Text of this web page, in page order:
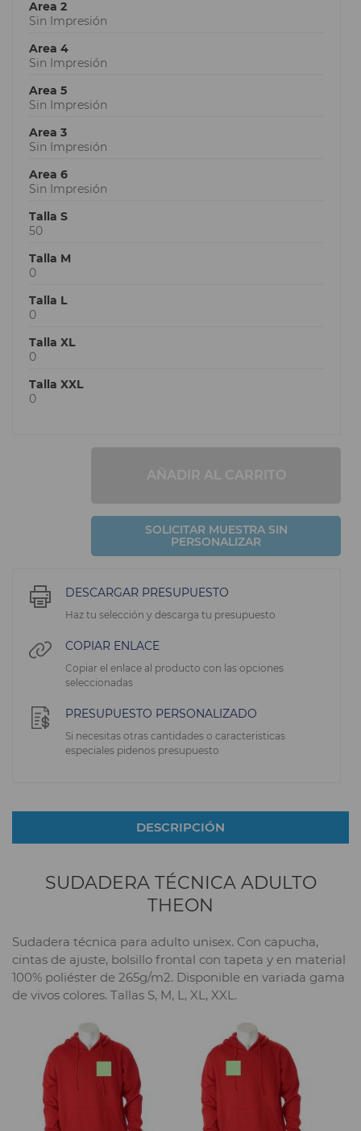
Area 2
Sin Impresión
Area 4
Sin Impresión
Area 5
Sin Impresión
Area 3
Sin Impresión
Area 6
Sin Impresión
Talla S
50
Talla M
0
Talla L
0
Talla XL
0
Talla XXL
0
AÑADIR AL CARRITO
SOLICITAR MUESTRA SIN
PERSONALIZAR
DESCARGAR PRESUPUESTO
Haz tu selección y descarga tu presupuesto
COPIAR ENLACE
Copiar el enlace al producto con las opciones
seleccionadas
PRESUPUESTO PERSONALIZADO
Si necesitas otras cantidades o caracteristicas
especiales pidenos presupuesto
DESCRIPCIÓN
SUDADERA TÉCNICA ADULTO
THEON
Sudadera técnica para adulto unisex. Con capucha,
cintas de ajuste, bolsillo frontal con tapeta y en material
100% poliéster de 265g/m2. Disponible en variada gama
de vivos colores. Tallas S, M, L, XL, XXL.